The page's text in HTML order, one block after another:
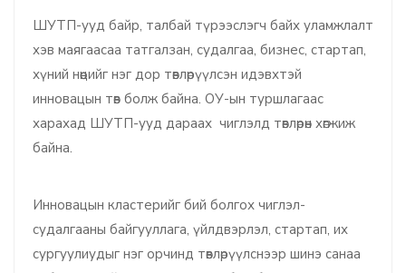
ШУТП-ууд байр, талбай түрээслэгч байх уламжлалт
хэв маягаасаа татгалзан, судалгаа, бизнес, стартап,
хүний нөөцийг нэг дор төвлөрүүлсэн идэвхтэй
инновацын төв болж байна. ОУ-ын туршлагаас
харахад ШУТП-ууд дараах чиглэлд төвлөрөн хөгжиж
байна.
Инновацын кластерийг бий болгох чиглэл-
судалгааны байгууллага, үйлдвэрлэл, стартап, их
сургуулиудыг нэг орчинд төвлөрүүлснээр шинэ санаа